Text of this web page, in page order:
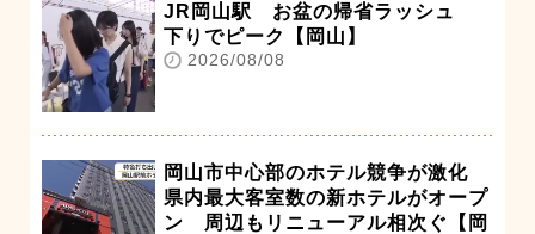
JR岡山駅 お盆の帰省ラッシュ
下りでピーク【岡山】
2026/08/08
岡山市中心部のホテル競争が激化
県内最大客室数の新ホテルがオープ
ン 周辺もリニューアル相次ぐ【岡